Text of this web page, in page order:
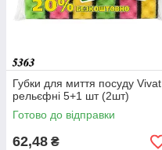
Губки для миття посуду Vivat
рельєфні 5+1 шт (2шт)
Готово до відправки
62,48 ₴